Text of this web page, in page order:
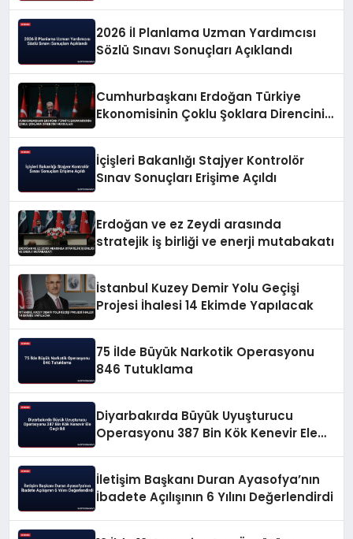
2026 İl Planlama Uzman Yardımcısı
Sözlü Sınavı Sonuçları Açıklandı
Cumhurbaşkanı Erdoğan Türkiye
Ekonomisinin Çoklu Şoklara Direncini
İçişleri Bakanlığı Stajyer Kontrolör
Sınav Sonuçları Erişime Açıldı
Erdoğan ve ez Zeydi arasında
stratejik iş birliği ve enerji mutabakatı
İstanbul Kuzey Demir Yolu Geçişi
Projesi İhalesi 14 Ekimde Yapılacak
75 İlde Büyük Narkotik Operasyonu
846 Tutuklama
Diyarbakırda Büyük Uyuşturucu
Operasyonu 387 Bin Kök Kenevir Ele
İletişim Başkanı Duran Ayasofya’nın
İbadete Açılışının 6 Yılını Değerlendirdi